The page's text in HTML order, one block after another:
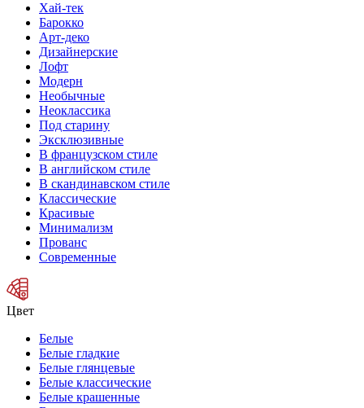
Хай-тек
Барокко
Арт-деко
Дизайнерские
Лофт
Модерн
Необычные
Неоклассика
Под старину
Эксклюзивные
В французском стиле
В английском стиле
В скандинавском стиле
Классические
Красивые
Минимализм
Прованс
Современные
Цвет
Белые
Белые гладкие
Белые глянцевые
Белые классические
Белые крашенные